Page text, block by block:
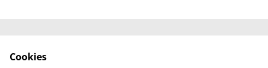
Neem contact met
Cookies